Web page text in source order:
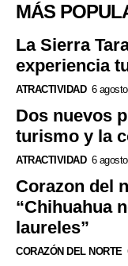
MÁS
La Sierra
experiencia
ATRACTIVIDAD 6
Dos nuevos
turismo y la
ATRACTIVIDAD 6
Corazon del
“Chihuahua
laureles”
CORAZÓN DEL NORTE